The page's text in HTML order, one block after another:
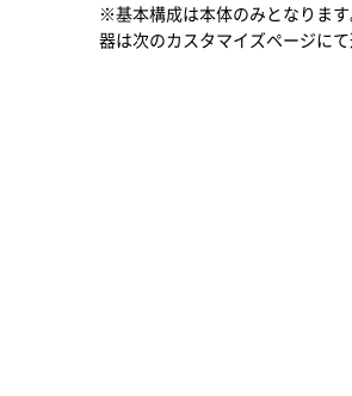
※基本構成は本体のみとなりま
器は次のカスタマイズページにて